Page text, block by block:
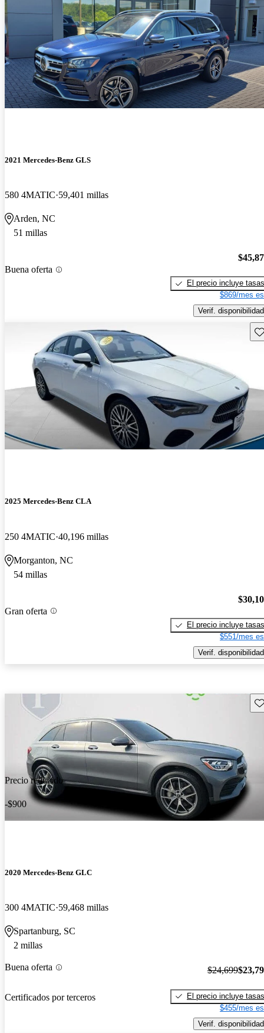
2021 Mercedes-Benz GLS
580 4MATIC 59,401 millas
Arden, NC
51 millas
Buena oferta
El precio incluye tasas
$869/mes
Verif. disponibilidad
2025 Mercedes-Benz CLA
250 4MATIC 40,196 millas
Morganton, NC
54 millas
Gran oferta
El precio incluye tasas
$551/mes
Verif. disponibilidad
Precio reducido
-$900
2020 Mercedes-Benz GLC
300 4MATIC 59,468 millas
Spartanburg, SC
2 millas
Buena oferta
Certificados por terceros
$24,699
El precio incluye tasas
$455/mes
Verif. disponibilidad